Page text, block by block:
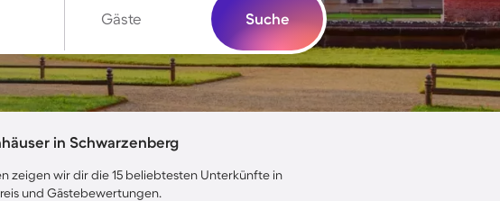
Gäste Suche
in Schwarzenberg
zeigen wir dir die 15 beliebtesten Unterkünfte in
und Gästebewertungen.